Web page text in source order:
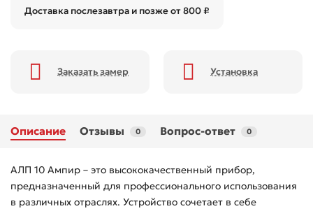
Доставка послезавтра и позже от 800 ₽
Заказать замер Установка
Описание Отзывы 0 Вопрос-ответ 0
АЛП 10 Ампир – это высококачественный прибор,
предназначенный для профессионального использования
в различных отраслях. Устройство сочетает в себе